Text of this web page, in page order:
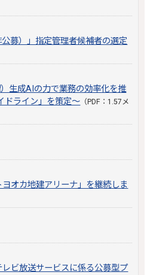
公募）」指定管理者候補者の選定
生成AIの力で業務の効率化を推
ドライン」を策定～ （PDF：1.57メ
オカ地建アリーナ」を継続しま
ビ放送サービスに係る公募型プ